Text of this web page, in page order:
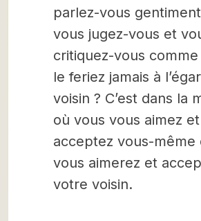
parlez-vous
vous jugez-vous et
critiquez-vous
le feriez jamais à
voisin ? C’est dans la
où vous vous aimez
acceptez vous-même
vous aimerez et
votre voisin.